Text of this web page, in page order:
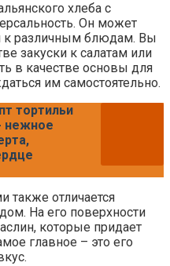
хлеба с
Он может
к различным блюдам. Вы
закуски к салатам или
в качестве основы для
им самостоятельно.
тортильи
нежное
также отличается
На его поверхности
которые придает
главное – это его